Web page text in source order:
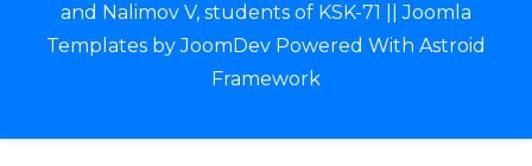
and Nalimov V, students of KSK-71 ||Joomla
Templates byJoomDev Powered With Astroid
Framework